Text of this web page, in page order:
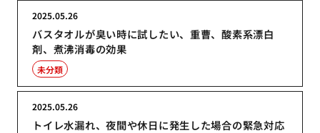
バスタオルが臭い時に試したい、重曹、酸素系漂白
剤、煮沸消毒の効果
2025.05.26
未分類
トイレ水漏れ、夜間や休日に発生した場合の緊急対応
2025.05.26